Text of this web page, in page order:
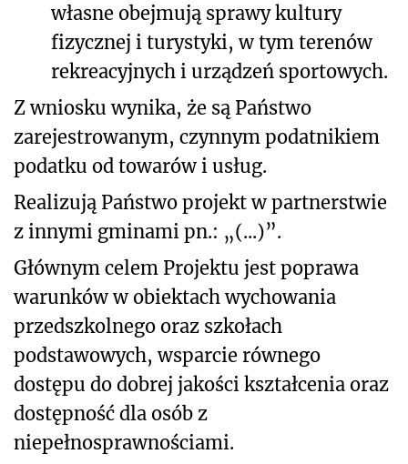
własne obejmują sprawy kultury
fizycznej i turystyki, w tym terenów
rekreacyjnych i urządzeń sportowych.
Z wniosku wynika, że są Państwo
zarejestrowanym, czynnym podatnikiem
podatku od towarów i usług.
Realizują Państwo projekt w partnerstwie
z innymi gminami pn.: „(...)”.
Głównym celem Projektu jest poprawa
warunków w obiektach wychowania
przedszkolnego oraz szkołach
podstawowych, wsparcie równego
dostępu do dobrej jakości kształcenia oraz
dostępność dla osób z
niepełnosprawnościami.